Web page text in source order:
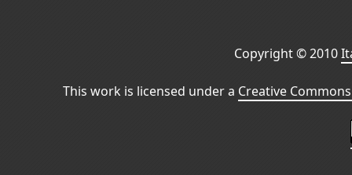
Copyright © 2010
This work is licensed under a Creative